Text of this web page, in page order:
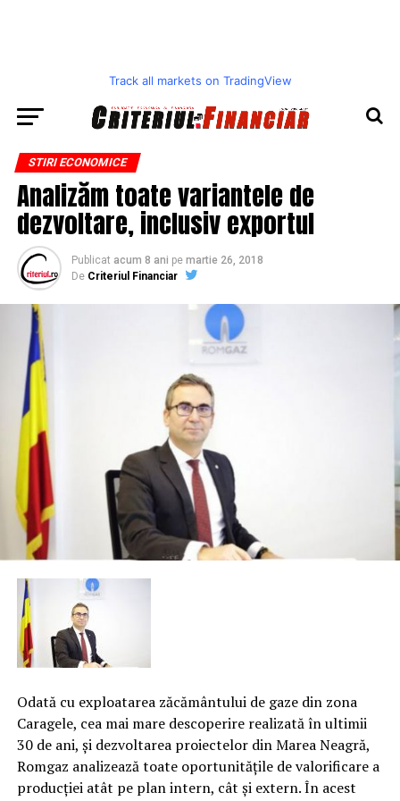
Track all markets on TradingView
STIRI ECONOMICE
Analizăm toate variantele de
dezvoltare, inclusiv exportul
Publicat acum 8 ani pe martie 26, 2018
De Criteriul Financiar
Odată cu exploatarea zăcământului de gaze din zona
Caragele, cea mai mare descoperire realizată în ultimii
30 de ani, şi dezvoltarea proiectelor din Marea Neagră,
Romgaz analizează toate oportunităţile de valorificare a
producţiei atât pe plan intern, cât şi extern. În acest